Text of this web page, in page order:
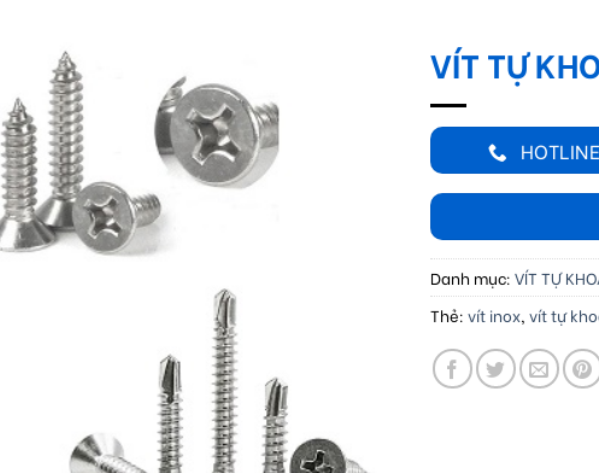
VÍT TỰ
Danh mục: VÍT TỰ
Thẻ: vít inox, vít tự